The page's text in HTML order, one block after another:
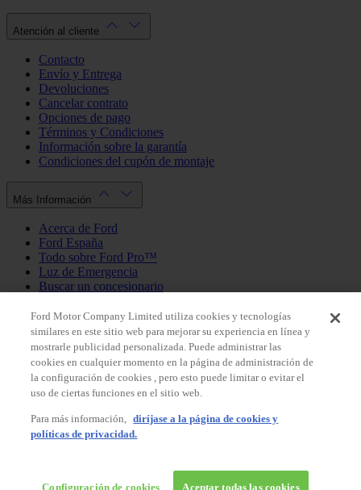
Atención al cliente
Contacto
Envío y Entrega
Devoluciones
Cancelar contrato
Opciones de pago
Términos y Condiciones
Información sobre la garantía
Condiciones del cupón de montaje
Más Información
Acerca de Ford
Ford España
Todo sobre Ford Pro™
Luz de Emergencia
Buscar un concesionario
Política de privacidad
Mi Cuenta
Iniciar sesión / Registrarse
Mis pedidos
País
Ford Motor Company Limited utiliza cookies y tecnologías
similares en este sitio web para mejorar su experiencia en línea y
mostrarle publicidad personalizada. Puede administrar las
cookies en cualquier momento en la página de administración de
la configuración de cookies , pero esto puede limitar o evitar el
uso de ciertas funciones en el sitio web.
Para más información, diríjase a la página de cookies y
políticas de privacidad.
Configuración de cookies Aceptar todas las cookies